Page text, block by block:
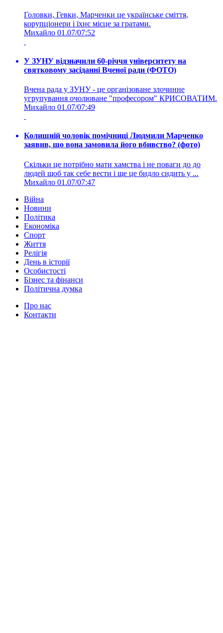
Головки, Гевки, Марченки це українське сміття,
корупціонери і їхнє місце за гратами.
Михайло 01.07/07:52
У ЗУНУ відзначили 60-річчя університету на
святковому засіданні Вченої ради (ФОТО)
Вчена рада у ЗУНУ - це організоване злочинне
угрупування очолюване "професором" КРИСОВАТИМ.
Михайло 01.07/07:49
Колишній чоловік помічниці Людмили Марченко
заявив, що вона замовила його вбивство? (фото)
Скільки це потрібно мати хамства і не поваги до до
людей щоб так себе вести і ще це бидло сидить у ...
Михайло 01.07/07:47
Війна
Новини
Політика
Економіка
Спорт
Життя
Релігія
День в історії
Особистості
Бізнес та фінанси
Політична думка
Про нас
Контакти